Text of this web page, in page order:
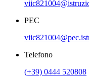
PEC
Telefono
(+39) 0444 520808